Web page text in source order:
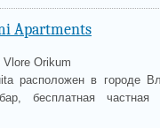
Apartments
Vlore Orikum
расположен в городе
бесплатная